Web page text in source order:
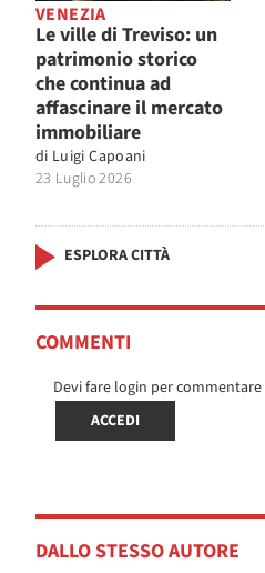
VENEZIA
Le ville di Treviso: un
patrimonio storico
che continua ad
affascinare il mercato
immobiliare
di Luigi Capoani
23 Luglio 2026
ESPLORA CITTÀ
COMMENTI
Devi fare login per commentare
ACCEDI
DALLO STESSO AUTORE